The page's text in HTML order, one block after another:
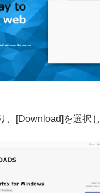
、[Download]を選択し